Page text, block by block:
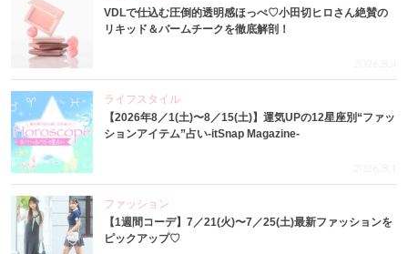
VDLで仕込む圧倒的透明感ほっぺ♡小田切ヒロさん絶賛の
リキッド＆バームチークを徹底解剖！
2026.8.4
ライフスタイル
【2026年8／1(土)〜8／15(土)】運気UPの12星座別“ファッ
ションアイテム”占い-itSnap Magazine-
2026.8.1
ファッション
【1週間コーデ】7／21(火)〜7／25(土)最新ファッションを
ピックアップ♡